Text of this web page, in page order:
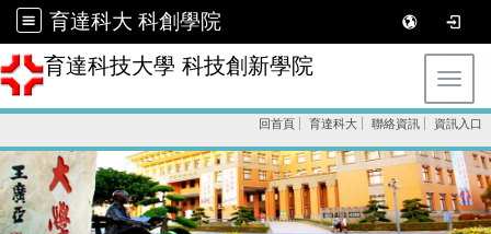
育達科大 科創學院
育達科技大學 科技創新學院
回首頁 育達科大 聯絡資訊 資訊入口